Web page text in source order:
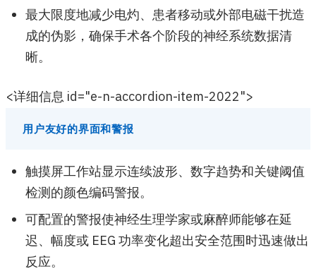
最大限度地减少电灼、患者移动或外部电磁干扰造
成的伪影，确保手术各个阶段的神经系统数据清
晰。
<详细信息 id="e-n-accordion-item-2022">
用户友好的界面和警报
触摸屏工作站显示连续波形、数字趋势和关键阈值
检测的颜色编码警报。
可配置的警报使神经生理学家或麻醉师能够在延
迟、幅度或 EEG 功率变化超出安全范围时迅速做出
反应。